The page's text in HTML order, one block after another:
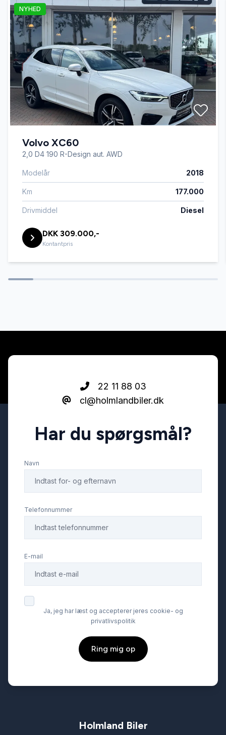
Fjernbetjent centrallås
Fuld LED forlygter
Isofix
Kørecomputer
LED kørelys
Læderrat
Musikstreaming via bluetooth
Navigation
Tonede ruder
NYHED
Volvo XC60
2,0 D4 190 R-Design aut. AWD
Modelår 2018
Km 177.000
Drivmiddel Diesel
DKK 309.000,-
Kontantpris
22 11 88 03
cl@holmlandbiler.dk
Har du spørgsmål?
Navn
Telefonnummer
E-mail
Ja, jeg har læst og accepterer jeres cookie- og
privatlivspolitik
Ring mig op
Holmland Biler